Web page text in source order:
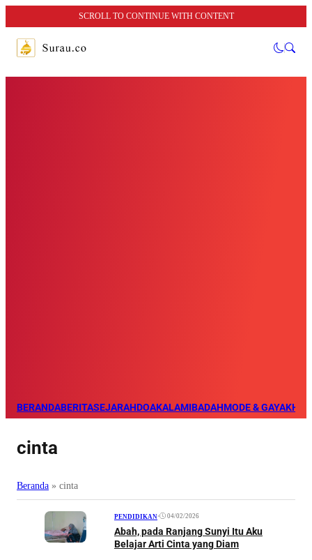
SCROLL TO CONTINUE WITH CONTENT
BERANDABERITASEJARAHDOAKALAMIBADAHMODE & GAYA
cinta
Beranda » cinta
PENDIDIKAN• 04/02/2026
Abah, pada Ranjang Sunyi Itu Aku
Belajar Arti Cinta yang Diam